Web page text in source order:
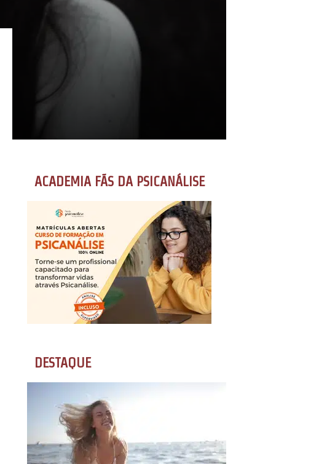
ACADEMIA FÃS DA PSICANÁLISE
DESTAQUE